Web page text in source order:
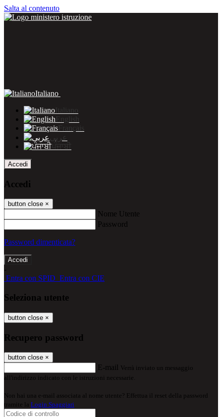
Salta al contenuto
Italiano
Italiano
English
Français
عربى
ਪੰਜਾਬੀ
Accedi
Accedi
button close ×
Nome Utente
Password
Password dimenticata?
-
Entra con SPID Entra con CIE
Seleziona utente
button close ×
Recupero password
button close ×
E-mail Verrà inviato un messaggio
all'indirizzo indicato con le istruzioni necessarie.
Non hai una e-mail associata al nome utente? Effettua il reset della password
tramite la Login Spaggiari